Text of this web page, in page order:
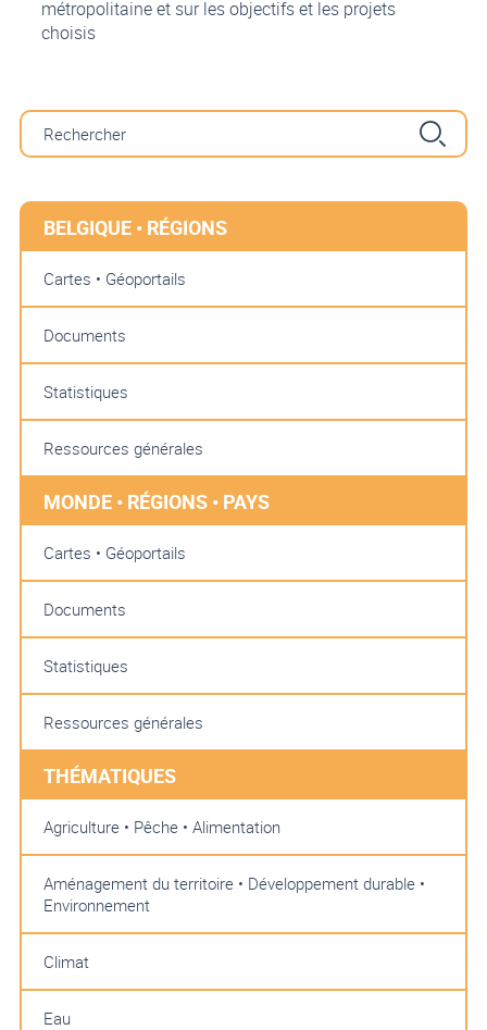
métropolitaine et sur les objectifs et les projets
choisis
BELGIQUE • RÉGIONS
Cartes • Géoportails
Documents
Statistiques
Ressources générales
MONDE • RÉGIONS • PAYS
Cartes • Géoportails
Documents
Statistiques
Ressources générales
THÉMATIQUES
Agriculture • Pêche • Alimentation
Aménagement du territoire • Développement durable •
Environnement
Climat
Eau